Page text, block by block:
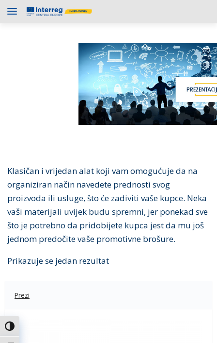
Uključi / isključi visoki kontrast
Klasičan i vrijedan alat koji vam omogućuje da na
organiziran način navedete prednosti svog
proizvoda ili usluge, što će zadiviti vaše kupce. Neka
vaši materijali uvijek budu spremni, jer ponekad sve
što je potrebno da pridobijete kupca jest da mu još
jednom predočite vaše promotivne brošure.
Prikazuje se jedan rezultat
Prezi